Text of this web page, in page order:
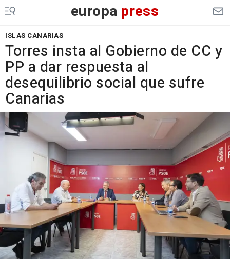
europa press
ISLAS CANARIAS
Torres insta al Gobierno de CC y
PP a dar respuesta al
desequilibrio social que sufre
Canarias